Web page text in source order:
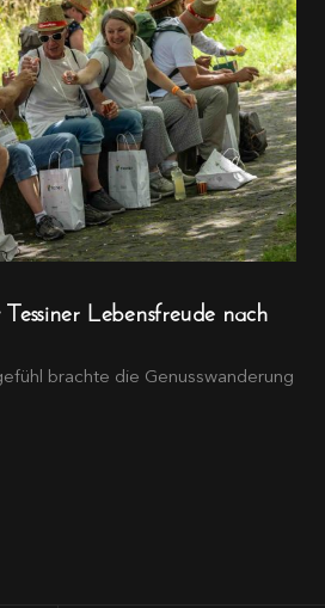
Lebensfreude nach
brachte die Genusswanderung